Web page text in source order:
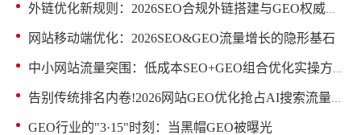
外链优化新规则：2026SEO合规外链搭建与GEO权威赋能
网站移动端优化：2026SEO&GEO流量增长的隐形基石
中小网站流量突围：低成本SEO+GEO组合优化实操方案
告别传统排名内卷!2026网站GEO优化抢占AI搜索流量红利
GEO行业的"3·15"时刻：当黑帽GEO被曝光